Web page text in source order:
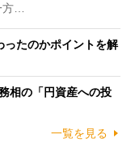
…
ったのかポイントを解
相の「円資産への投
一覧を見る